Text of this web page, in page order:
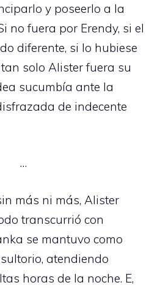
y poseerlo a la
no fuera por Erendy, si el
diferente, si lo hubiese
solo Alister fuera su
sucumbía ante la
de indecente
…
más ni más, Alister
transcurrió con
se mantuvo como
atendiendo
horas de la noche. E,